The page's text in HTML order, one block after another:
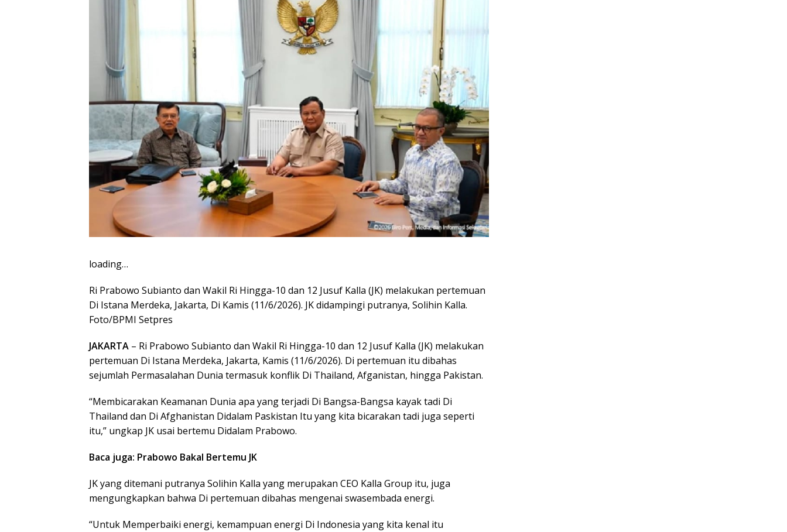
loading…
Ri Prabowo Subianto dan Wakil Ri Hingga-10 dan 12 Jusuf Kalla (JK) melakukan pertemuan
Di Istana Merdeka, Jakarta, Di Kamis (11/6/2026). JK didampingi putranya, Solihin Kalla.
Foto/BPMI Setpres
JAKARTA – Ri Prabowo Subianto dan Wakil Ri Hingga-10 dan 12 Jusuf Kalla (JK) melakukan
pertemuan Di Istana Merdeka, Jakarta, Kamis (11/6/2026). Di pertemuan itu dibahas
sejumlah Permasalahan Dunia termasuk konflik Di Thailand, Afganistan, hingga Pakistan.
“Membicarakan Keamanan Dunia apa yang terjadi Di Bangsa-Bangsa kayak tadi Di
Thailand dan Di Afghanistan Didalam Paskistan Itu yang kita bicarakan tadi juga seperti
itu,” ungkap JK usai bertemu Didalam Prabowo.
Baca juga: Prabowo Bakal Bertemu JK
JK yang ditemani putranya Solihin Kalla yang merupakan CEO Kalla Group itu, juga
mengungkapkan bahwa Di pertemuan dibahas mengenai swasembada energi.
“Untuk Memperbaiki energi, kemampuan energi Di Indonesia yang kita kenal itu